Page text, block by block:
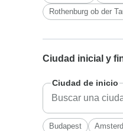
Rothenburg ob der
Ciudad inicial y
Ciudad de inicio
Budapest